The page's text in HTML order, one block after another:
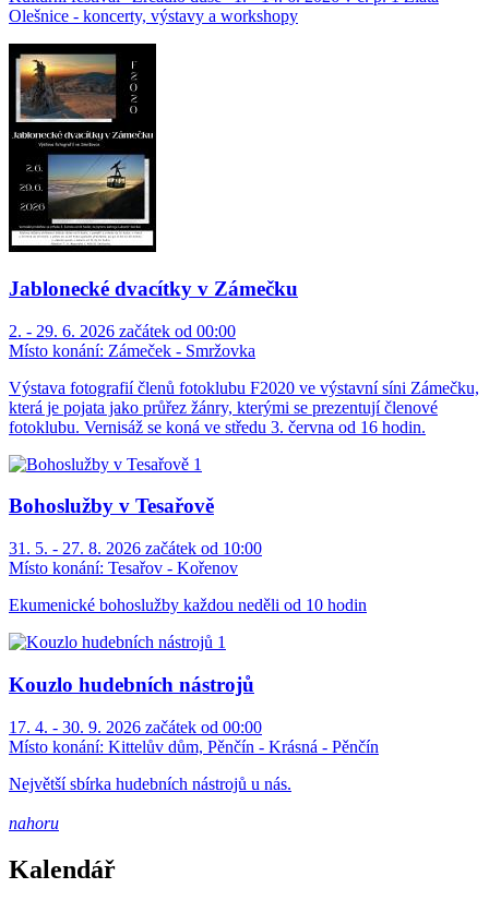
Olešnice - koncerty, výstavy a workshopy
Jablonecké dvacítky v Zámečku
2. - 29. 6. 2026 začátek od 00:00
Místo konání: Zámeček - Smržovka
Výstava fotografií členů fotoklubu F2020 ve výstavní síni Zámečku,
která je pojata jako průřez žánry, kterými se prezentují členové
fotoklubu. Vernisáž se koná ve středu 3. června od 16 hodin.
Bohoslužby v Tesařově
31. 5. - 27. 8. 2026 začátek od 10:00
Místo konání: Tesařov - Kořenov
Ekumenické bohoslužby každou neděli od 10 hodin
Kouzlo hudebních nástrojů
17. 4. - 30. 9. 2026 začátek od 00:00
Místo konání: Kittelův dům, Pěnčín - Krásná - Pěnčín
Největší sbírka hudebních nástrojů u nás.
nahoru
Kalendář